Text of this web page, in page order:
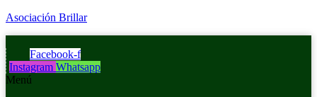
Asociación Brillar
Facebook-f
Instagram Whatsapp
Menú